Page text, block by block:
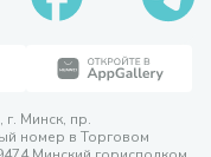
Минск, пр.
номер в Торговом